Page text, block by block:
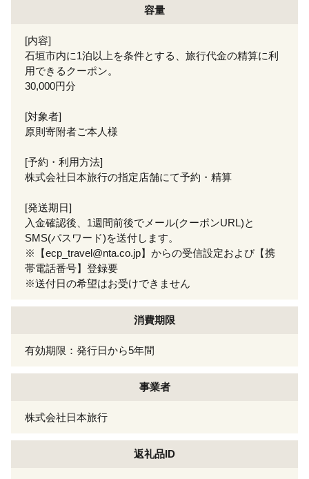
容量
[内容]
石垣市内に1泊以上を条件とする、旅行代金の精算に利
用できるクーポン。
30,000円分
[対象者]
原則寄附者ご本人様
[予約・利用方法]
株式会社日本旅行の指定店舗にて予約・精算
[発送期日]
入金確認後、1週間前後でメール(クーポンURL)と
SMS(パスワード)を送付します。
※【ecp_travel@nta.co.jp】からの受信設定および【携
帯電話番号】登録要
※送付日の希望はお受けできません
消費期限
有効期限：発行日から5年間
事業者
株式会社日本旅行
返礼品ID